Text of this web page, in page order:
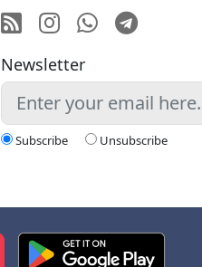
RSSInstagram
Whatsapp
Telegram
Newsletter
Subscribe Unsubscribe